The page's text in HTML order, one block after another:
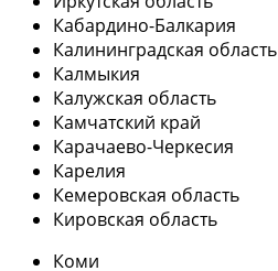
Кабардино-Балкария
Калининградская область
Калмыкия
Калужская область
Камчатский край
Карачаево-Черкесия
Карелия
Кемеровская область
Кировская область
Коми